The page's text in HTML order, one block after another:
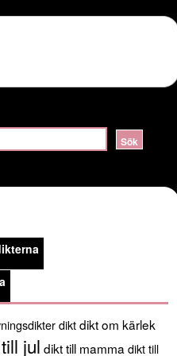
alert handshake failure in
header.php
share/pear:/usr/share/php') in
diktdikt om kärlek
jul dikt till mamma dikt till